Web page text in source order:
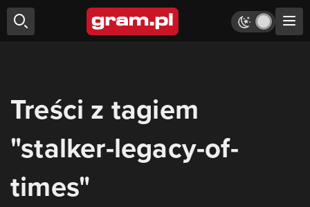
Treści z tagiem
"stalker-legacy-of-
times"